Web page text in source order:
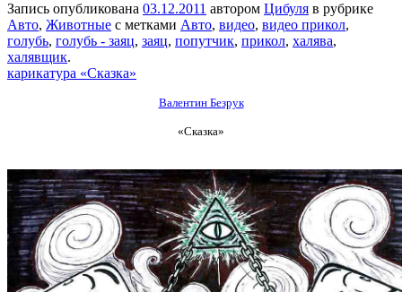
Запись опубликована 03.12.2011 автором Цибуля в рубрике
Авто, Животные с метками Авто, видео, видео прикол,
голубь, голубь - заяц, заяц, попутчик, прикол, халява,
халявщик.
карикатура «Сказка»
Валентин Безрук
«Сказка»